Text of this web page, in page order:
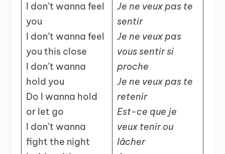
I don’t wanna feel
you
I don’t wanna feel
you this close
I don’t wanna
hold you
Do I wanna hold
or let go
I don’t wanna
fight the night
Je ne veux pas te
sentir
Je ne veux pas
vous sentir si
proche
Je ne veux pas te
retenir
Est-ce que je
veux tenir ou
lâcher